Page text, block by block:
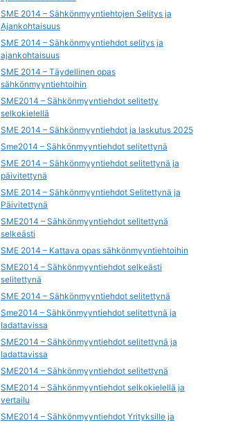
SME 2014 – Sähkönmyyntiehtojen Selitys ja
Ajankohtaisuus
SME 2014 – Sähkönmyyntiehdot selitys ja
ajankohtaisuus
SME 2014 – Täydellinen opas
sähkönmyyntiehtoihin
SME2014 – Sähkönmyyntiehdot selitetty
selkokielellä
SME 2014 – Sähkönmyyntiehdot ja laskutus 2025
Sme2014 – Sähkönmyyntiehdot selitettynä
SME 2014 – Sähkönmyyntiehdot selitettynä ja
päivitettynä
SME 2014 – Sähkönmyyntiehdot Selitettynä ja
Päivitettynä
SME2014 – Sähkönmyyntiehdot selitettynä
selkeästi
SME 2014 – Kattava opas sähkönmyyntiehtoihin
SME2014 – Sähkönmyyntiehdot selkeästi
selitettynä
SME 2014 – Sähkönmyyntiehdot selitettynä
Sme2014 – Sähkönmyyntiehdot selitettynä ja
ladattavissa
SME2014 – Sähkönmyyntiehdot selitettynä ja
ladattavissa
SME2014 – Sähkönmyyntiehdot selitettynä
SME2014 – Sähkönmyyntiehdot selkokielellä ja
vertailu
SME2014 – Sähkönmyyntiehdot Yrityksille ja